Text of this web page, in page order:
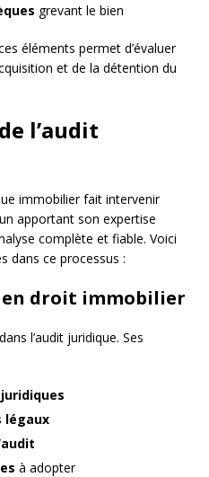
grevant le bien
éléments permet d’évaluer
et de la détention du
l’audit
immobilier fait intervenir
apportant son expertise
complète et fiable. Voici
dans ce processus :
en droit immobilier
l’audit juridique. Ses
légaux
à adopter